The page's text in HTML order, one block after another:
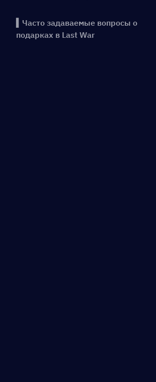
▍Часто задаваемые вопросы о
подарках в Last War